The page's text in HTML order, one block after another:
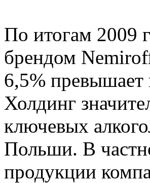
По итогам 2009
брендом
6,5% превышает
Холдинг
ключевых
Польши. В
продукции